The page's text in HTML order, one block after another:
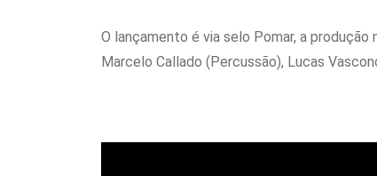
O lançamento é via selo Pomar, a
Marcelo Callado (Percussão), Lucas